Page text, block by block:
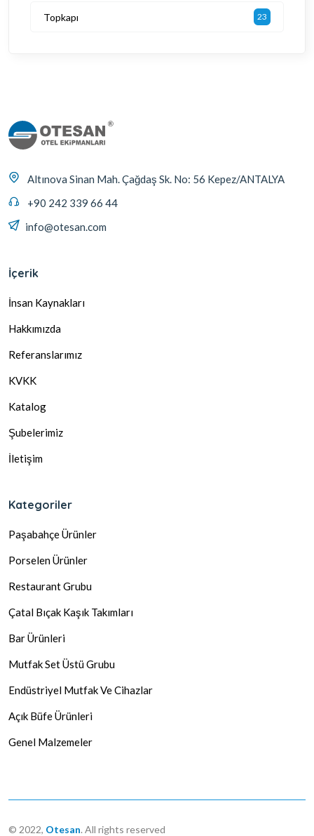
Topkapı 23
Altınova Sinan Mah. Çağdaş Sk. No: 56 Kepez/ANTALYA
+90 242 339 66 44
info@otesan.com
İçerik
İnsan Kaynakları
Hakkımızda
Referanslarımız
KVKK
Katalog
Şubelerimiz
İletişim
Kategoriler
Paşabahçe Ürünler
Porselen Ürünler
Restaurant Grubu
Çatal Bıçak Kaşık Takımları
Bar Ürünleri
Mutfak Set Üstü Grubu
Endüstriyel Mutfak Ve Cihazlar
Açık Büfe Ürünleri
Genel Malzemeler
© 2022, Otesan. All rights reserved